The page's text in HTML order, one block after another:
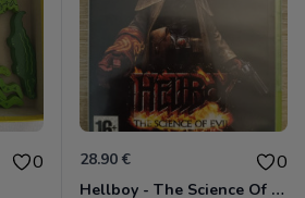
0 28.90 € 0
Hellboy - The Science Of Evil Xbox 360